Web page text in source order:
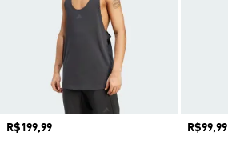
Preço
R$199,99
Preço
R$99,99